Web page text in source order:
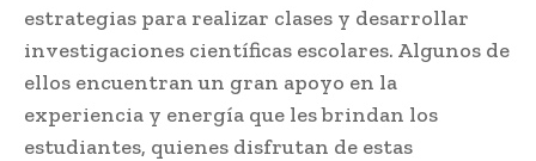
estrategias para realizar clases y desarrollar
investigaciones científicas escolares. Algunos de
ellos encuentran un gran apoyo en la
experiencia y energía que les brindan los
estudiantes, quienes disfrutan de estas